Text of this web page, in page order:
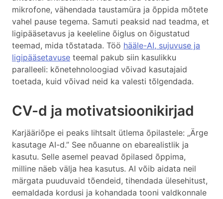
mikrofone, vähendada taustamüra ja õppida mõtete
vahel pause tegema. Samuti peaksid nad teadma, et
ligipääsetavus ja keeleline õiglus on õigustatud
teemad, mida tõstatada. Töö hääle-AI, sujuvuse ja
ligipääsetavuse teemal pakub siin kasulikku
paralleeli: kõnetehnoloogiad võivad kasutajaid
toetada, kuid võivad neid ka valesti tõlgendada.
CV-d ja motivatsioonikirjad
Karjääriõpe ei peaks lihtsalt ütlema õpilastele: „Ärge
kasutage AI-d.” See nõuanne on ebarealistlik ja
kasutu. Selle asemel peavad õpilased õppima,
milline näeb välja hea kasutus. AI võib aidata neil
märgata puuduvaid tõendeid, tihendada ülesehitust,
eemaldada kordusi ja kohandada tooni valdkonnale